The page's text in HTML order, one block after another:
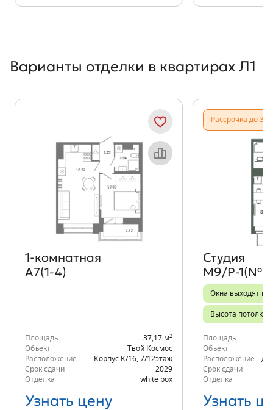
Варианты отделки в квартирах Л1
Объект месяца
1‑комнатная
А7(1-4)
Площадь 37,17 м2
Объект
Твой Космос
Расположение
Корпус К/16 7/12этаж
Срок сдачи
2029
Отделка
white box
Узнать цену
Рассрочка до
Студия
М9/Р-
Окна выходят во
Высота
Площадь
Объект
Расположение
Срок сдачи
Отделка
Узнать